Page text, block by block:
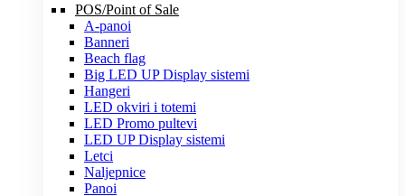
POS/Point of Sale
A-panoi
Banneri
Beach flag
Big LED UP Display sistemi
Hangeri
LED okviri i totemi
LED Promo pultevi
LED UP Display sistemi
Letci
Naljepnice
Panoi